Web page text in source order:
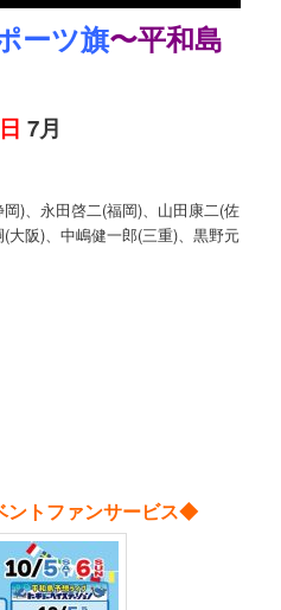
ーツ旗〜平和島
日 7月
)、永田啓二(福岡)、山田康二(佐
大阪)、中嶋健一郎(三重)、黒野元
ントファンサービス◆